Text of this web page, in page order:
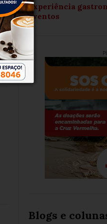
Experiência
eventos
Blogs e